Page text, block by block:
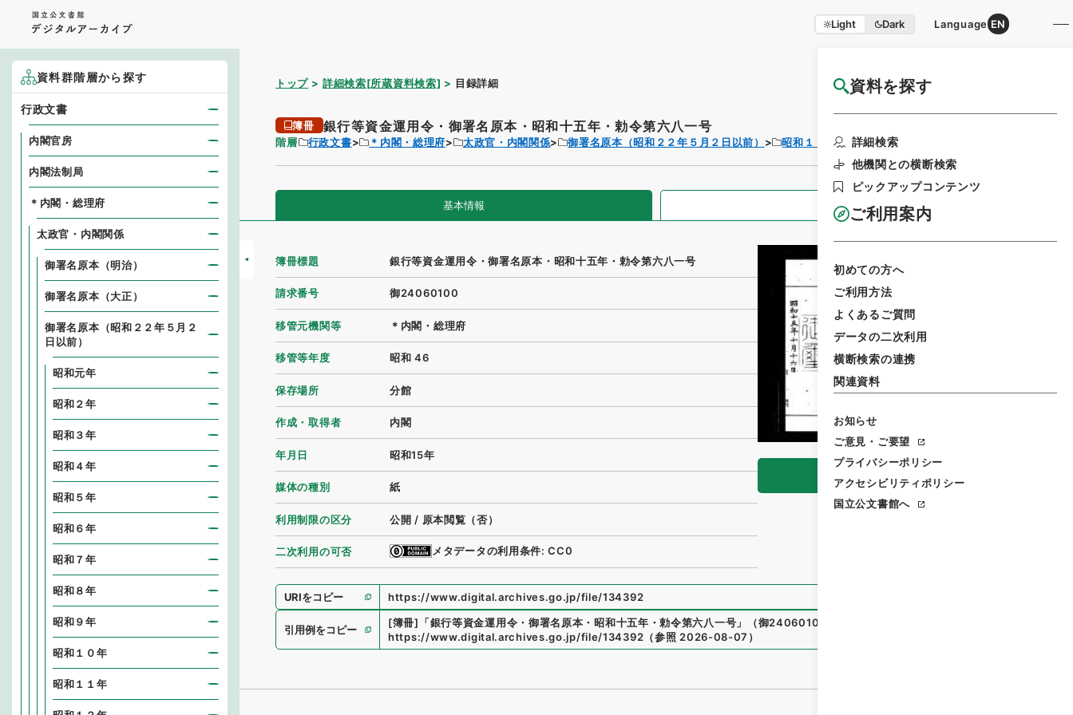
Light Dark Language EN
資料を探す
詳細検索
他機関との横断検索
ピックアップコンテンツ
ご利用案内
初めての方へ
ご利用方法
よくあるご質問
データの二次利用
横断検索の連携
関連資料
お知らせ
ご意見・ご要望
プライバシーポリシー
アクセシビリティポリシー
国立公文書館へ
トップ 詳細検索[所蔵資料検索] 目録詳細 国立公文書館HP利用案内
簿冊 銀行等資金運用令・御署名原本・昭和十五年・勅令第六八一号
階層 行政文書 ＊内閣・総理府 太政官・内閣関係 御署名原本（昭和２２年５月２日以前） 昭和１５年 勅令
基本情報 全ての情報
閲覧
簿冊標題 銀行等資金運用令・御署名原本・昭和十五年・勅令第六八一号
請求番号 御24060100
移管元機関等 ＊内閣・総理府
移管等年度 昭和 46
保存場所 分館
作成・取得者 内閣
年月日 昭和15年
媒体の種別 紙
利用制限の区分 公開 / 原本閲覧（否）
二次利用の可否 メタデータの利用条件: CC0
URIをコピー https://www.digital.archives.go.jp/file/134392
引用例をコピー
[簿冊] 「銀行等資金運用令・御署名原本・昭和十五年・勅令第六八一号 」 （御24060100
https://www.digital.archives.go.jp/file/134392 （参照 2026-08-07 ）
資料群階層から探す
行政文書
内閣官房
内閣法制局
＊内閣・総理府
太政官・内閣関係
御署名原本（明治）
御署名原本（大正）
御署名原本（昭和２２年５月２
日以前）
昭和元年
昭和２年
昭和３年
昭和４年
昭和５年
昭和６年
昭和７年
昭和８年
昭和９年
昭和１０年
昭和１１年